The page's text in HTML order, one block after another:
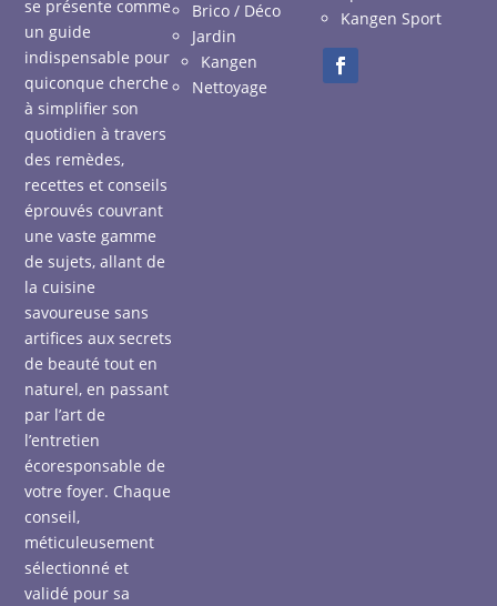
se présente comme
un guide
indispensable pour
quiconque cherche
à simplifier son
quotidien à travers
des remèdes,
recettes et conseils
éprouvés couvrant
une vaste gamme
de sujets, allant de
la cuisine
savoureuse sans
artifices aux secrets
de beauté tout en
naturel, en passant
par l’art de
l’entretien
écoresponsable de
votre foyer. Chaque
conseil,
méticuleusement
sélectionné et
validé pour sa
Brico / Déco
Jardin
Kangen
Nettoyage
Kangen Sport